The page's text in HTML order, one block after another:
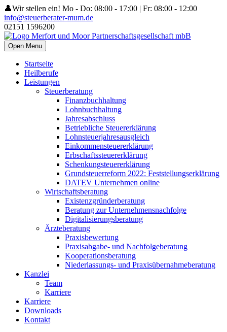
👤Wir stellen ein! Mo - Do: 08:00 - 17:00 | Fr: 08:00 - 12:00
info@steuerberater-mum.de
02151 1596200
Open Menu
Startseite
Heilberufe
Leistungen
Steuerberatung
Finanzbuchhaltung
Lohnbuchhaltung
Jahresabschluss
Betriebliche Steuererklärung
Lohnsteuerjahresausgleich
Einkommensteuererklärung
Erbschaftssteuererklärung
Schenkungsteuererklärung
Grundsteuerreform 2022: Feststellungserklärung
DATEV Unternehmen online
Wirtschaftsberatung
Existenzgründerberatung
Beratung zur Unternehmensnachfolge
Digitalisierungsberatung
Ärzteberatung
Praxisbewertung
Praxisabgabe- und Nachfolgeberatung
Kooperationsberatung
Niederlassungs- und Praxisübernahmeberatung
Kanzlei
Team
Karriere
Karriere
Downloads
Kontakt